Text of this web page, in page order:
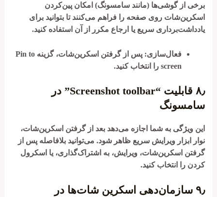
برخی از گوشی‌ها (مانند سامسونگ) امکان پین‌کردن
اسکرین‌شات روی صفحه را فراهم می‌کنند تا بتوانید برای
یادداشت‌برداری سریع یا ارجاع مکرر از آن استفاده کنید.
فعال‌سازی: پس از گرفتن اسکرین‌شات، گزینه Pin to
screenرا انتخاب کنید.
۸٫
قابلیت “Screenshot toolbar” در
سامسونگ
این ویژگی به شما اجازه می‌دهد بعد از گرفتن اسکرین‌شات،
نوار ابزار ویرایش سریع ظاهر شود. می‌توانید بلافاصله پس از
گرفتن اسکرین‌شات، ویرایش، به اشتراک‌گذاری، یا اسکرول
کردن را انتخاب کنید.
۹٫ سازمان‌دهی اسکرین شات‌ها در